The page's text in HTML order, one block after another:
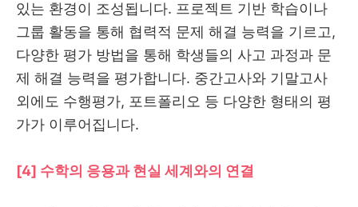
있는 환경이 조성됩니다. 프로젝트 기반 학습이나
그룹 활동을 통해 협력적 문제 해결 능력을 기르고,
다양한 평가 방법을 통해 학생들의 사고 과정과 문
제 해결 능력을 평가합니다. 중간고사와 기말고사
외에도 수행평가, 포트폴리오 등 다양한 형태의 평
가가 이루어집니다.
[4] 수학의 응용과 현실 세계와의 연결